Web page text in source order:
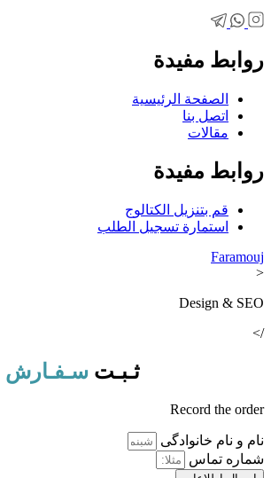
روابط مفيدة
الصفحة الرئيسية
اتصل بنا
مقالات
روابط مفيدة
قم بتنزيل الكتالوج
استمارة تسجيل الطلب
Faramouj
<
Design & SEO
/>
ثـبـت سـفـارش
Record the order
نام و نام خانوادگی
شماره تماس